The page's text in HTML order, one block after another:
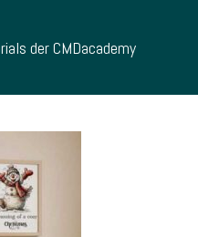
der CMDacademy